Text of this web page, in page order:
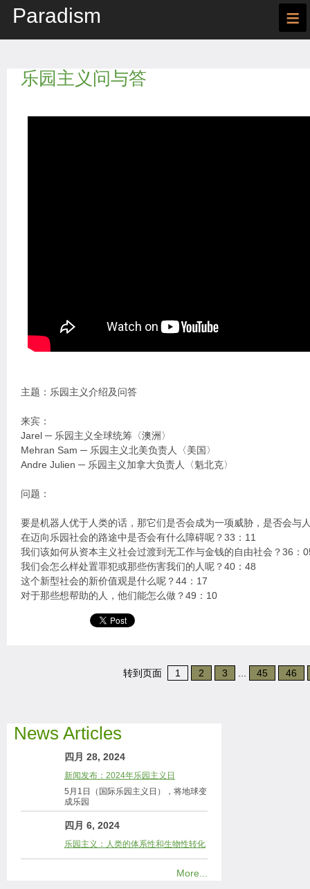
Paradism ≡
乐园主义问与答
主题：乐园主义介绍及问答
来宾：
Jarel ─ 乐园主义全球统筹〈澳洲〉
Mehran Sam ─ 乐园主义北美负责人〈美国〉
Andre Julien ─ 乐园主义加拿大负责人〈魁北克〉
问题：
要是机器人优于人类的话，那它们是否会成为一项威胁，是否会与
在迈向乐园社会的路途中是否会有什么障碍呢？33：11
我们该如何从资本主义社会过渡到无工作与金钱的自由社会？36：
我们会怎么样处置罪犯或那些伤害我们的人呢？40：48
这个新型社会的新价值观是什么呢？44：17
对于那些想帮助的人，他们能怎么做？49：10
转到页面 1 2 3 45 46
News Articles
四月 28, 2024
新闻发布：2024年乐园主义日
5月1日（国际乐园主义日），将地球变
成乐园
四月 6, 2024
乐园主义：人类的体系性和生物性转化
More...